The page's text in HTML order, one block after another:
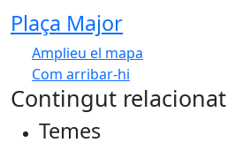
Plaça Major
Amplieu el mapa
Com arribar-hi
+
Contingut relacionat
Temes